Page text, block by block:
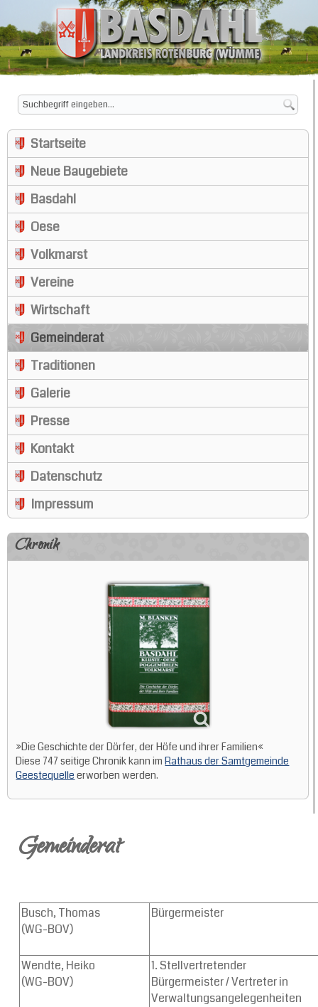
Startseite
Neue Baugebiete
Basdahl
Oese
Volkmarst
Vereine
Wirtschaft
Gemeinderat
Traditionen
Galerie
Presse
Kontakt
Datenschutz
Impressum
Chronik
»Die Geschichte der Dörfer, der Höfe und ihrer Familien«
Diese 747 seitige Chronik kann imRathaus der Samtgemeinde
Geestequelle erworben werden.
Gemeinderat
Busch, Thomas
(WG-BOV)
Bürgermeister
Wendte, Heiko
(WG-BOV)
1. Stellvertretender
Bürgermeister /Vertreter in
Verwaltungsangelegenheiten